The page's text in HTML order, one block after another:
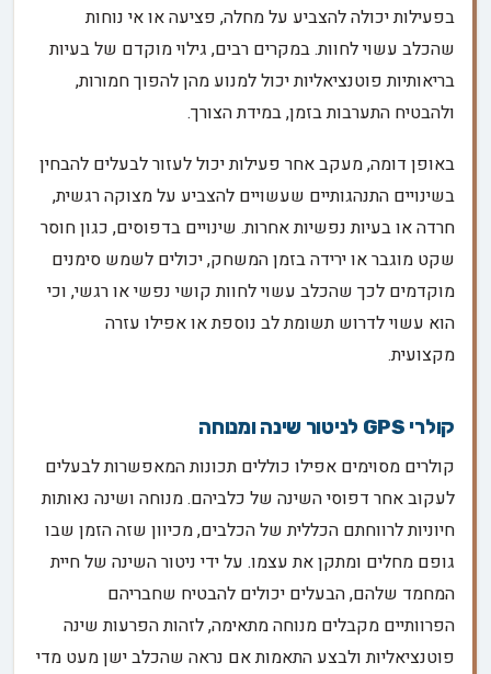
בפעילות יכולה להצביע על מחלה, פציעה או אי נוחות
שהכלב עשוי לחוות. במקרים רבים, גילוי מוקדם של בעיות
בריאותיות פוטנציאליות יכול למנוע מהן להפוך חמורות,
ולהבטיח התערבות בזמן, במידת הצורך.
באופן דומה, מעקב אחר פעילות יכול לעזור לבעלים להבחין
בשינויים התנהגותיים שעשויים להצביע על מצוקה רגשית,
חרדה או בעיות נפשיות אחרות. שינויים בדפוסים, כגון חוסר
שקט מוגבר או ירידה בזמן המשחק, יכולים לשמש סימנים
מוקדמים לכך שהכלב עשוי לחוות קושי נפשי או רגשי, וכי
הוא עשוי לדרוש תשומת לב נוספת או אפילו עזרה
מקצועית.
קולרי GPS לניטור שינה ומנוחה
קולרים מסוימים אפילו כוללים תכונות המאפשרות לבעלים
לעקוב אחר דפוסי השינה של כלביהם. מנוחה ושינה נאותות
חיוניות לרווחתם הכללית של הכלבים, מכיוון שזה הזמן שבו
גופם מחלים ומתקן את עצמו. על ידי ניטור השינה של חיית
המחמד שלהם, הבעלים יכולים להבטיח שחבריהם
הפרוותיים מקבלים מנוחה מתאימה, לזהות הפרעות שינה
פוטנציאליות ולבצע התאמות אם נראה שהכלב ישן מעט מדי